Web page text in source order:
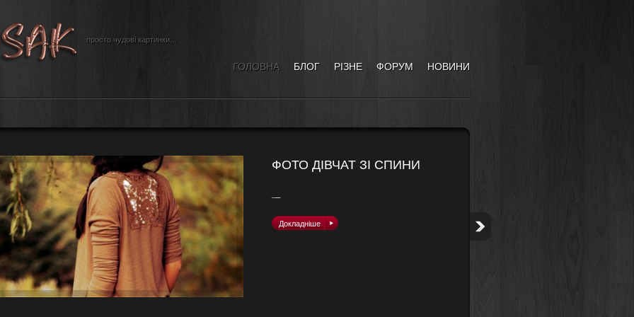
просто чудові картинки...
ГОЛОВНА БЛОГ РІЗНЕ ФОРУМ НОВИНИ
ФОТО ДІВЧАТ ЗІ СПИНИ
Докладніше